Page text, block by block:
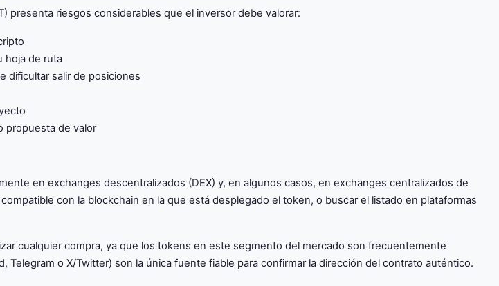
presenta riesgos considerables que el inversor debe valorar:
hoja de ruta
dificultar salir de posiciones
propuesta de valor
en exchanges descentralizados (DEX) y, en algunos casos, en exchanges centralizados de
con la blockchain en la que está desplegado el token, o buscar el listado en plataformas
cualquier compra, ya que los tokens en este segmento del mercado son frecuentemente
o X/Twitter) son la única fuente fiable para confirmar la dirección del contrato auténtico.